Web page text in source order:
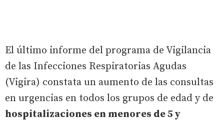
El último informe del programa de Vigilancia
de las Infecciones Respiratorias Agudas
(Vigira) constata un aumento de las consultas
en urgencias en todos los grupos de edad y de
hospitalizaciones en menores de 5 y